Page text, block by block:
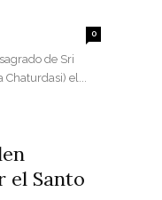
0
de Sri
el...
el Santo